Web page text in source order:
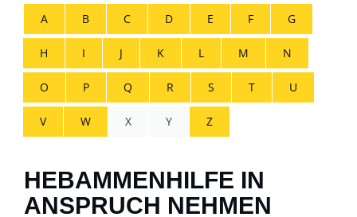
A B C D E F G
H I J K L M N
O P Q R S T U
V W X Y Z
HEBAMMENHILFE IN
ANSPRUCH NEHMEN